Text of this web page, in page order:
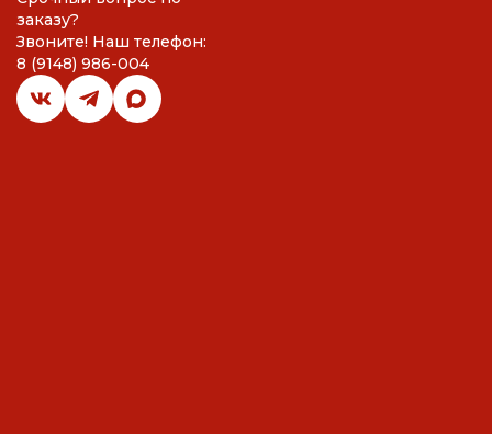
заказу?
Звоните! Наш телефон:
8 (9148) 986-004